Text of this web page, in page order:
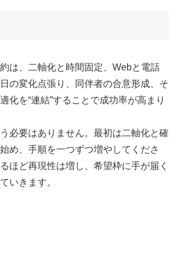
は、二軸化と時間固定、Webと電話
の変化点張り、同伴者の合意形成、そ
化を“連結”することで成功率が高まり
必要はありません。最初は二軸化と確
め、手順を一つずつ増やしてくださ
ほど再現性は増し、希望枠に手が届く
いきます。